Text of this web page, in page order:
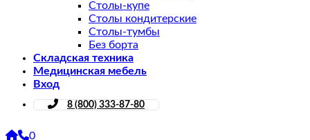
Столы-купе
Столы кондитерские
Столы-тумбы
Без борта
Складская техника
Медицинская мебель
Вход
8 (800) 333-87-80
0